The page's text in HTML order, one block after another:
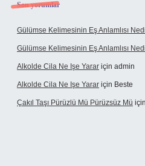
Son yorumlar
Gülümse Kelimesinin Eş Anlamlısı
Gülümse Kelimesinin Eş Anlamlısı
Alkolde Cila Ne Işe Yarar için admin
Alkolde Cila Ne Işe Yarar için Beste
Çakıl Taşı Pürüzlü Mü Pürüzsüz Mü için